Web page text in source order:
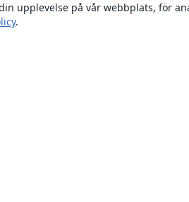
upplevelse på vår webbplats, för
.